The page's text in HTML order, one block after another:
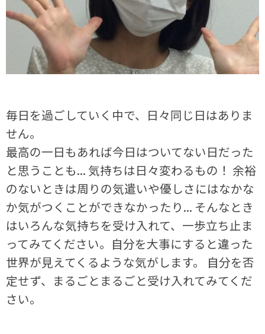
毎日を過ごしていく中で、日々同じ日はありま
せん。
最高の一日もあれば今日はついてない日だった
と思うことも... 気持ちは日々変わるもの！ 余裕
のないときは周りの気遣いや優しさにはなかな
か気がつくことができなかったり... そんなとき
はいろんな気持ちを受け入れて、一歩立ち止ま
ってみてください。自分を大事にすると違った
世界が見えてくるような気がします。 自分を否
定せず、まるごとまるごと受け入れてみてくだ
さい。